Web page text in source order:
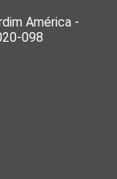
América -
098